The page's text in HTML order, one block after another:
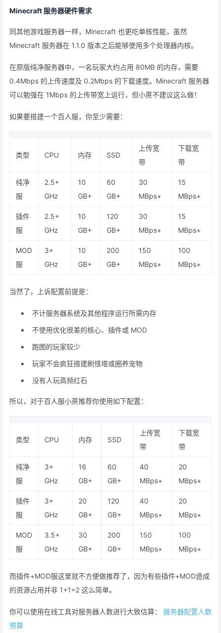
Minecraft 服务器硬件需求
同其他游戏服务器一样，Minecraft 也更吃单核性能，虽然
Minecraft 服务器在 1.1.0 版本之后能够使用多个处理器内核。
在原版纯净服务器中，一名玩家大约占用 80MB 的内存，需要
0.4Mbps 的上传速度及 0.2Mbps 的下载速度。Minecraft 服务器
可以勉强在 1Mbps 的上传带宽上运行，但小蔗不建议这么做！
如果要搭建一个百人服，你至少需要：
类型 CPU 内存 SSD
上传宽
带
下载宽
带
纯净
服
2.5+
GHz
10
GB+
60
GB+
30
MBps+
15
MBps+
插件
服
2.5+
GHz
10
GB+
120
GB+
30
MBps+
15
MBps+
MOD
服
3+
GHz
10
GB+
200
GB+
150
MBps+
100
MBps+
当然了，上诉配置前提是：
不计服务器系统及其他程序运行所需内存
不使用优化很差的核心、插件或 MOD
跑图的玩家较少
玩家不会疯狂搭建刷怪塔或圈养宠物
没有人玩高频红石
所以，对于百人服小蔗推荐你使用如下配置：
类型 CPU 内存 SSD
上传宽
带
下载宽
带
纯净
服
3+
GHz
16
GB+
60
GB+
40
MBps+
20
MBps+
插件
服
3+
GHz
20
GB+
120
GB+
40
MBps+
20
MBps+
MOD
服
3.5+
GHz
30
GB+
200
GB+
150
MBps+
100
MBps+
而插件+MOD服这里就不方便做推荐了，因为有些插件+MOD造成
的资源占用并非 1+1=2 这么简单。
你可以使用在线工具对服务器人数进行大致估算： 服务器配置人数
预算